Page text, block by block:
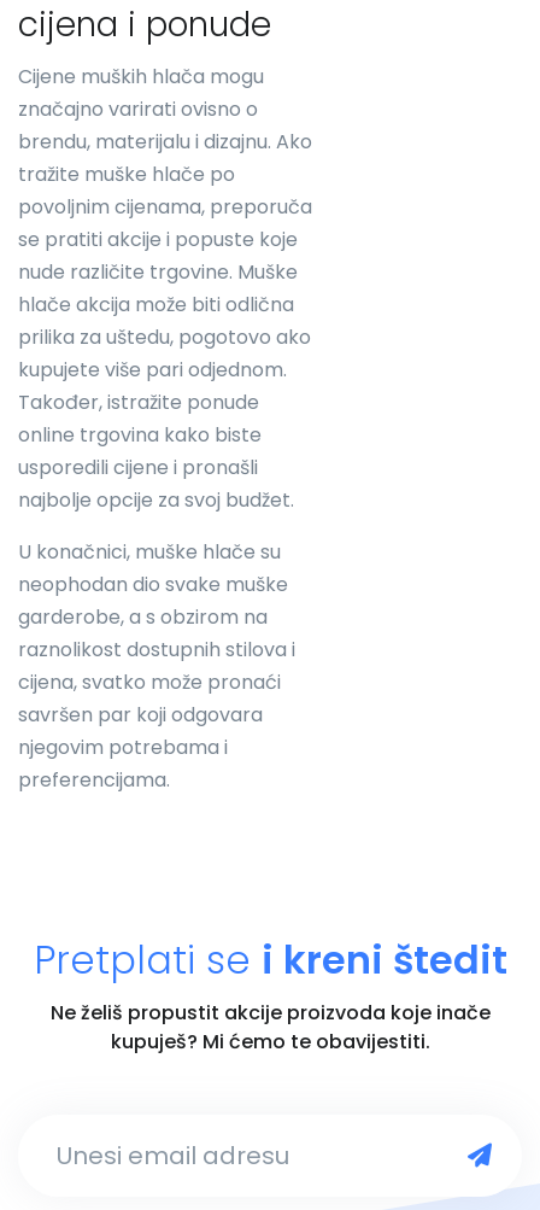
cijena i ponude
Cijene muških hlača mogu
značajno varirati ovisno o
brendu, materijalu i dizajnu. Ako
tražite muške hlače po
povoljnim cijenama, preporuča
se pratiti akcije i popuste koje
nude različite trgovine. Muške
hlače akcija može biti odlična
prilika za uštedu, pogotovo ako
kupujete više pari odjednom.
Također, istražite ponude
online trgovina kako biste
usporedili cijene i pronašli
najbolje opcije za svoj budžet.
U konačnici, muške hlače su
neophodan dio svake muške
garderobe, a s obzirom na
raznolikost dostupnih stilova i
cijena, svatko može pronaći
savršen par koji odgovara
njegovim potrebama i
preferencijama.
Pretplati se i kreni štedit
Ne želiš propustit akcije proizvoda koje inače
kupuješ? Mi ćemo te obavijestiti.